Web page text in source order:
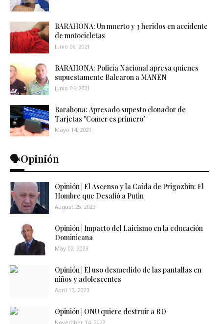
BARAHONA: Un muerto y 3 heridos en accidente
de motocicletas
Junio 06, 2021
BARAHONA: Policía Nacional apresa quienes
supuestamente Balearon a MANEN
Junio 04, 2021
Barahona: Apresado supesto clonador de
Tarjetas "Comer es primero"
Mayo 14, 2021
🗣️Opinión
Opinión | El Ascenso y la Caída de Prigozhin: El
Hombre que Desafió a Putin
August 25, 2023
Opinión | Impacto del Laicismo en la educación
Dominicana
May 02, 2023
Opinión | El uso desmedido de las pantallas en
niños y adolescentes
April 13, 2023
Opinión | ONU quiere destruir a RD
November 14, 2022